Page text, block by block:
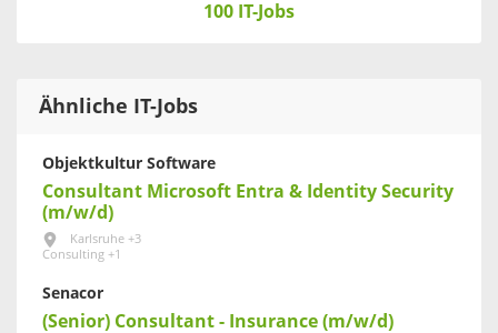
100 IT-Jobs
Ähnliche IT-Jobs
Objektkultur Software
Consultant Microsoft Entra & Identity Security
(m/w/d)
Karlsruhe +3
Consulting +1
Senacor
(Senior) Consultant - Insurance (m/w/d)